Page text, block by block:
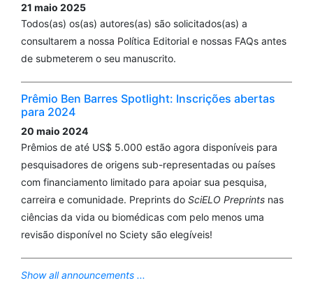
21 maio 2025
Todos(as) os(as) autores(as) são solicitados(as) a
consultarem a nossa Política Editorial e nossas FAQs antes
de submeterem o seu manuscrito.
Prêmio Ben Barres Spotlight: Inscrições abertas
para 2024
20 maio 2024
Prêmios de até US$ 5.000 estão agora disponíveis para
pesquisadores de origens sub-representadas ou países
com financiamento limitado para apoiar sua pesquisa,
carreira e comunidade. Preprints do SciELO Preprints nas
ciências da vida ou biomédicas com pelo menos uma
revisão disponível no Sciety são elegíveis!
Show all announcements ...